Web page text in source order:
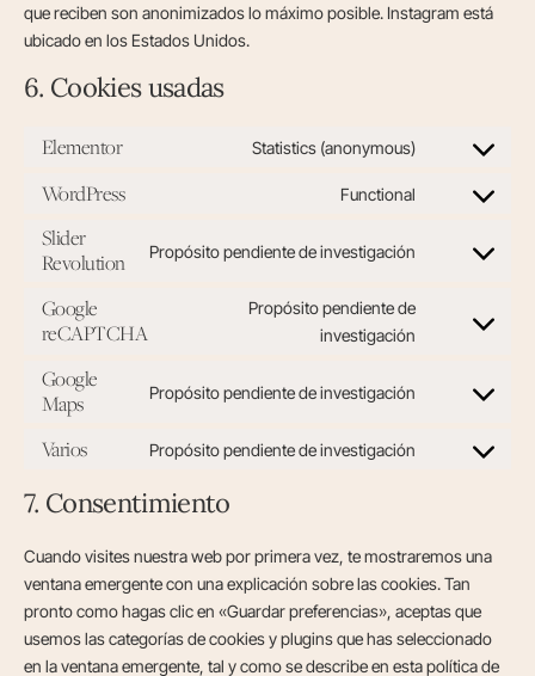
que reciben son anonimizados lo máximo posible. Instagram está
ubicado en los Estados Unidos.
6. Cookies usadas
Elementor Statistics (anonymous)
WordPress Functional
Slider
Revolution
Propósito pendiente de investigación
Google
reCAPTCHA
Propósito pendiente de
investigación
Google
Maps
Propósito pendiente de investigación
Varios Propósito pendiente de investigación
7. Consentimiento
Cuando visites nuestra web por primera vez, te mostraremos una
ventana emergente con una explicación sobre las cookies. Tan
pronto como hagas clic en «Guardar preferencias», aceptas que
usemos las categorías de cookies y plugins que has seleccionado
en la ventana emergente, tal y como se describe en esta política de